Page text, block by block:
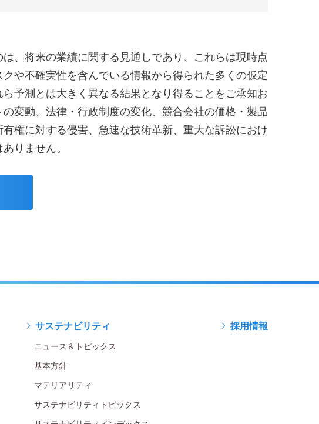
、将来の業績に関する見通しであり、これらは現時点
や不確実性を含んでいる情報から得られた多くの仮定
予測とは大きく異なる結果となり得ることをご承知お
変動、法律・行政制度の変化、競合会社の価格・製品
権に対する侵害、急速な技術革新、重大な訴訟におけ
りません。
サステナビリティ
ニュース＆トピックス
基本方針
マテリアリティ
サステナビリティトピックス
採用情報